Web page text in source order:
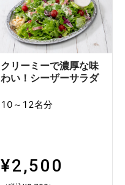
クリーミーで濃厚な味
わい！シーザーサラダ
10～12名分
¥2,500